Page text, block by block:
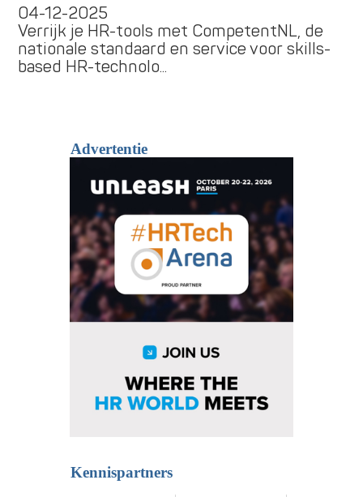
04-12-2025
Verrijk je HR-tools met CompetentNL, de
nationale standaard en service voor skills-
based HR-technolo...
Advertentie
Kennispartners